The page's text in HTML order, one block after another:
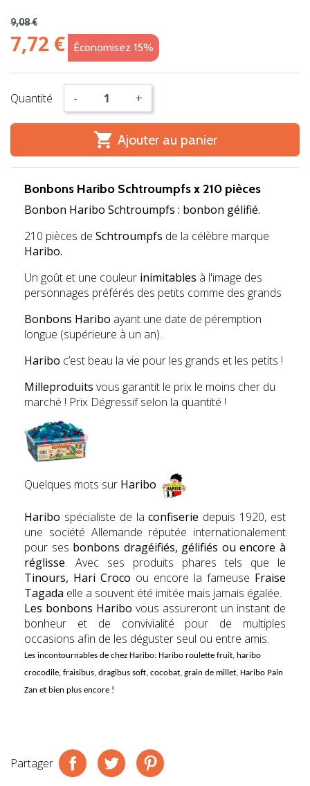
9,08 €
7,72 € Économisez 15%
Quantité - +
 Ajouter au panier
Bonbons Haribo Schtroumpfs x 210 pièces
Bonbon Haribo Schtroumpfs : bonbon gélifié.
210 pièces de Schtroumpfs de la célèbre marque
Haribo.
Un goût et une couleur inimitables à l'image des
personnages préférés des petits comme des grands
Bonbons Haribo ayant une date de péremption
longue (supérieure à un an).
Haribo c’est beau la vie pour les grands et les petits !
Milleproduits vous garantit le prix le moins cher du
marché ! Prix Dégressif selon la quantité !
Quelques mots sur Haribo
Haribo spécialiste de laconfiserie depuis 1920, est
une société Allemande réputée internationalement
pour ses bonbons dragéifiés, gélifiés ou encore à
réglisse. Avec ses produits phares tels que le
Tinours, Hari Croco ou encore la fameuse Fraise
Tagada elle a souvent été imitée mais jamais égalée.
Les bonbons Haribo vous assureront un instant de
bonheur et de convivialité pour de multiples
occasions afin de les déguster seul ou entre amis.
Les incontournables de chez Haribo: Haribo roulette fruit, haribo
crocodile, fraisibus, dragibus soft, cocobat, grain de millet, Haribo Pain
Zan et bien plus encore !
Partager